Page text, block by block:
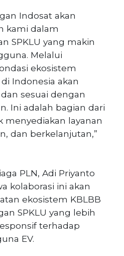
Indosat akan
kami dalam
SPKLU yang makin
Melalui
ekosistem
Indonesia akan
sesuai dengan
Ini adalah bagian dari
layanan
dan berkelanjutan,”
PLN, Adi Priyanto
kolaborasi ini akan
ekosistem KBLBB
SPKLU yang lebih
terhadap
EV.